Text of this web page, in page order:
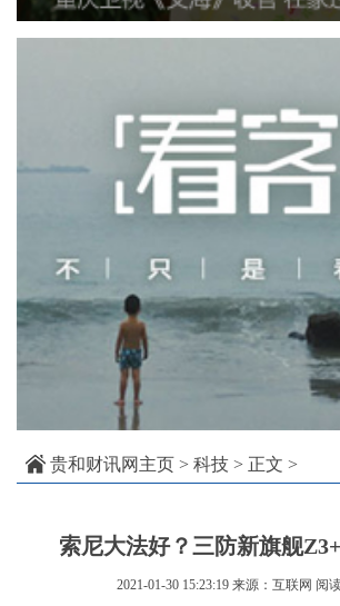
贵和财讯网主页 > 科技 > 正文 >
索尼大法好？三防新旗舰
2021-01-30 15:23:19 来源：互联网 阅